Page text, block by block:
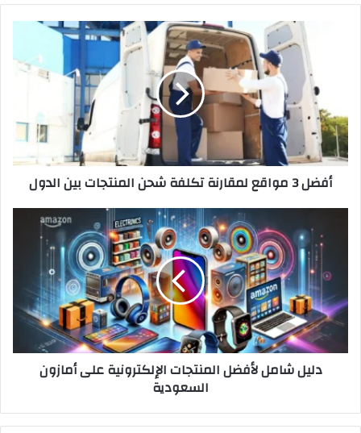
شحن
المنتجات
بين
الدول
أفضل 3 مواقع لمقارنة تكلفة شحن المنتجات بين الدول
لأفضل
المنتجات
الإلكترونية
على
أمازون
السعودية
دليل شامل لأفضل المنتجات الإلكترونية على أمازون
السعودية